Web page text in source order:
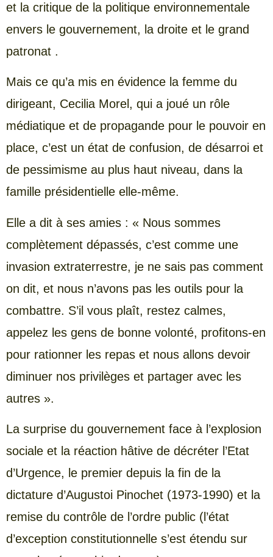
et la critique de la politique environnementale
envers le gouvernement, la droite et le grand
patronat .
Mais ce qu’a mis en évidence la femme du
dirigeant, Cecilia Morel, qui a joué un rôle
médiatique et de propagande pour le pouvoir en
place, c’est un état de confusion, de désarroi et
de pessimisme au plus haut niveau, dans la
famille présidentielle elle-même.
Elle a dit à ses amies : « Nous sommes
complètement dépassés, c’est comme une
invasion extraterrestre, je ne sais pas comment
on dit, et nous n’avons pas les outils pour la
combattre. S’il vous plaît, restez calmes,
appelez les gens de bonne volonté, profitons-en
pour rationner les repas et nous allons devoir
diminuer nos privilèges et partager avec les
autres ».
La surprise du gouvernement face à l’explosion
sociale et la réaction hâtive de décréter l’Etat
d’Urgence, le premier depuis la fin de la
dictature d’Augustoi Pinochet (1973-1990) et la
remise du contrôle de l’ordre public (l’état
d’exception constitutionnelle s’est étendu sur